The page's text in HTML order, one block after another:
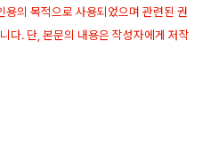
의 목적으로 사용되었으며 관련된 권
다. 단, 본문의 내용은 작성자에게 저작